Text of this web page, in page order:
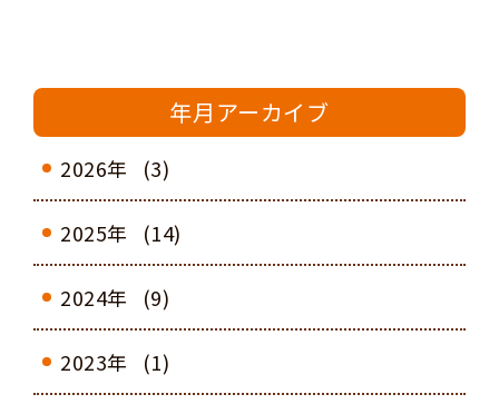
年月アーカイブ
2026年 (3)
2025年 (14)
2024年 (9)
2023年 (1)